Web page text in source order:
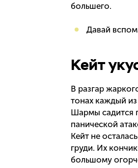
большего.
Давай
Кейт
В разгар
тонах каждый
Шармы садится
панической
Кейт не
груди. Их
большому